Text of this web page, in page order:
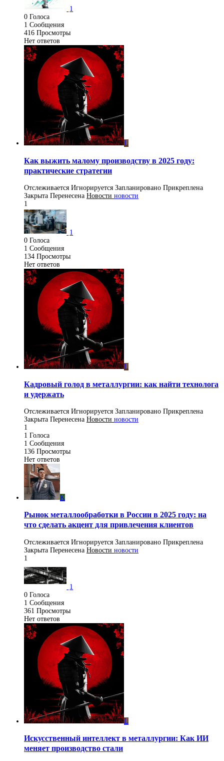
1
0 Голоса
1 Сообщения
416 Просмотры
Нет ответов
L
Как выжить малому производству в 2025 году:
практические стратегии
Отслеживается Игнорируется Запланировано Прикреплена
Закрыта Перенесена Новости новости
1
1
0 Голоса
1 Сообщения
134 Просмотры
Нет ответов
L
Кадровый голод в металлургии: как найти технолога
и удержать
Отслеживается Игнорируется Запланировано Прикреплена
Закрыта Перенесена Новости новости
1
1 Голоса
1 Сообщения
136 Просмотры
Нет ответов
K
Рынок металлообработки в России в 2025 году: на
что сделать акцент для привлечения клиентов
Отслеживается Игнорируется Запланировано Прикреплена
Закрыта Перенесена Новости новости
1
1
0 Голоса
1 Сообщения
361 Просмотры
Нет ответов
L
Искусственный интеллект в металлургии: Как ИИ
меняет производство стали